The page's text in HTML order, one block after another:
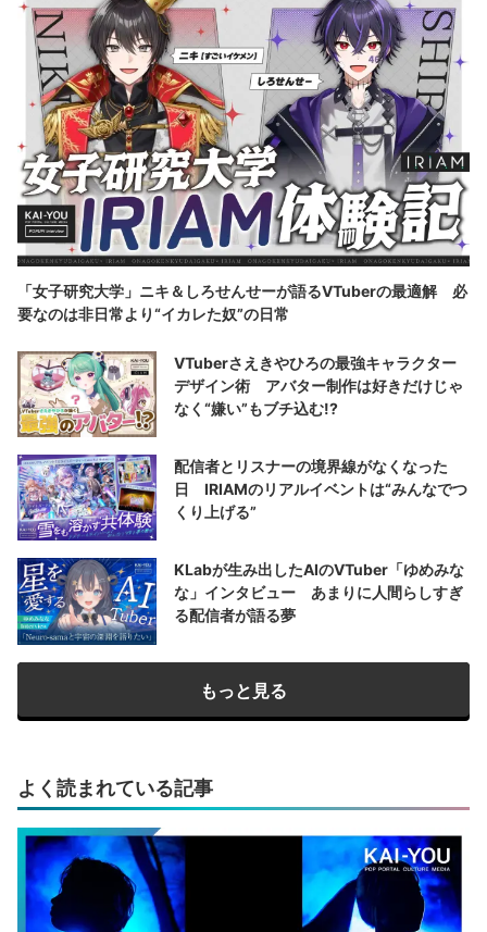
「女子研究大学」ニキ＆しろせんせーが語るVTuberの最適解 必
要なのは非日常より“イカレた奴”の日常
VTuberさえきやひろの最強キャラクター
デザイン術 アバター制作は好きだけじゃ
なく“嫌い”もブチ込む!?
配信者とリスナーの境界線がなくなった
日 IRIAMのリアルイベントは“みんなでつ
くり上げる”
KLabが生み出したAIのVTuber「ゆめみな
な」インタビュー あまりに人間らしすぎ
る配信者が語る夢
もっと見る
よく読まれている記事